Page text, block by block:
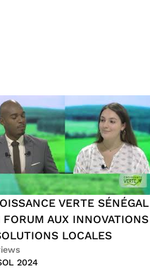
VERTE SÉNÉGAL
FORUM AUX INNOVATIONS
LOCALES
2024